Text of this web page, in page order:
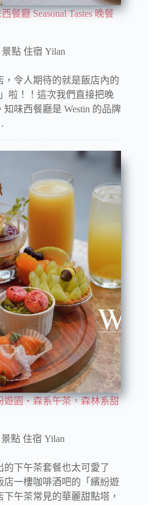
餐廳 Seasonal Tastes 晚餐
點 住宿 Yilan
，令人期待的就是飯店內的
」啦！！這次我們直接把晚
味西餐廳是 Westin 的品牌
遊園・森系午茶，森林系甜
點 住宿 Yilan
下午茶套餐也太可愛了
店一樓咖啡酒吧的「繽紛遊
午茶常見的華麗甜點塔，